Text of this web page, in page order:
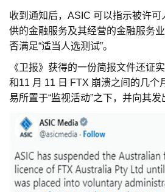
收到通知后，ASIC 可以指示被许
供的金融服务及其经营的金融服务
否满足“适当人选测试”。
《卫报》获得的一份简报文件还证
和11 月 11 日 FTX 崩溃之间的几个
易所置于“监视活动”之下，并向其发